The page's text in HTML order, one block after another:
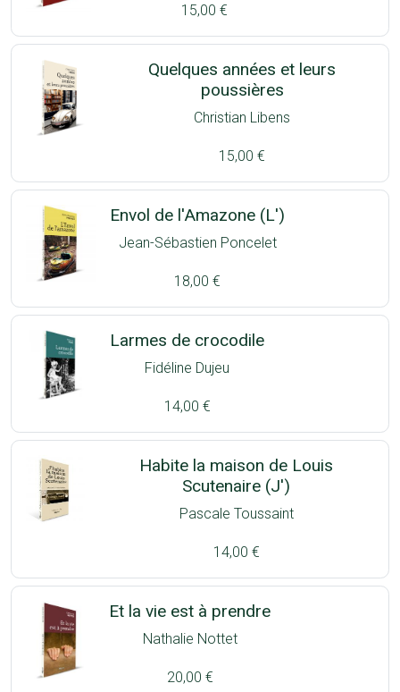
15,00 €
Quelques années et leurs
poussières
Christian Libens
15,00 €
Envol de l'Amazone (L')
Jean-Sébastien Poncelet
18,00 €
Larmes de crocodile
Fidéline Dujeu
14,00 €
Habite la maison de Louis
Scutenaire (J')
Pascale Toussaint
14,00 €
Et la vie est à prendre
Nathalie Nottet
20,00 €